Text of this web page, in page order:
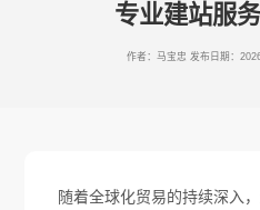
专业建站服
作者：马宝忠 发布日期：
随着全球化贸易的持续深入